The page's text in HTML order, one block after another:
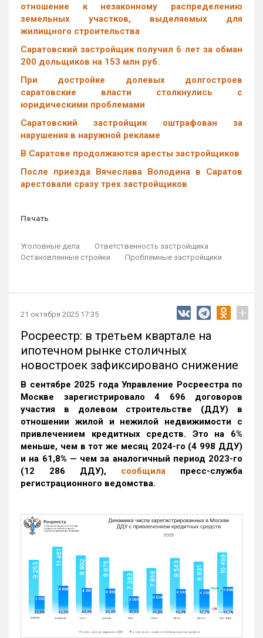
отношение к незаконному распределению
земельных участков, выделяемых для
жилищного строительства
Саратовский застройщик получил 6 лет за обман
200 дольщиков на 153 млн руб.
При достройке долевых долгостроев
саратовские власти столкнулись с
юридическими проблемами
Саратовский застройщик оштрафован за
нарушения в наружной рекламе
В Саратове продолжаются аресты застройщиков
После приезда Вячеслава Володина в Саратов
арестовали сразу трех застройщиков
Печать
Уголовные дела
Ответственность застройщика
Остановленные стройки
Проблемные застройщики
21 октября 2025 17:35 +
Росреестр: в третьем квартале на
ипотечном рынке столичных
новостроек зафиксировано снижение
В сентябре 2025 года Управление Росреестра по
Москве зарегистрировало 4 696 договоров
участия в долевом строительстве (ДДУ) в
отношении жилой и нежилой недвижимости с
привлечением кредитных средств. Это на 6%
меньше, чем в тот же месяц 2024-го (4 998 ДДУ)
и на 61,8% — чем за аналогичный период 2023-го
(12 286 ДДУ), сообщила пресс-служба
регистрационного ведомства.